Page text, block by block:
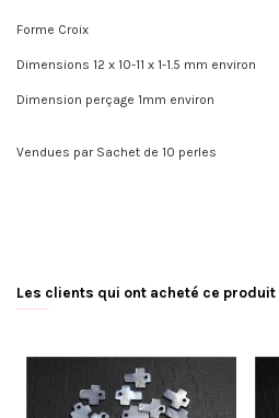
Forme Croix
Dimensions 12 x 10-11 x 1-1.5 mm environ
Dimension perçage 1mm environ
Vendues par Sachet de 10 perles
Les clients qui ont acheté ce